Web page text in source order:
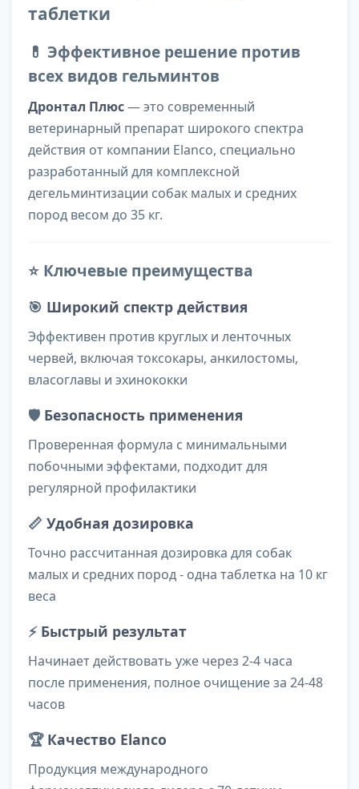
таблетки
💊 Эффективное решение против
всех видов гельминтов
Дронтал Плюс— это современный
ветеринарный препарат широкого спектра
действия от компании Elanco, специально
разработанный для комплексной
дегельминтизации собак малых и средних
пород весом до 35 кг.
⭐ Ключевые преимущества
🎯 Широкий спектр действия
Эффективен против круглых и ленточных
червей, включая токсокары, анкилостомы,
власоглавы и эхинококки
🛡️ Безопасность применения
Проверенная формула с минимальными
побочными эффектами, подходит для
регулярной профилактики
📏 Удобная дозировка
Точно рассчитанная дозировка для собак
малых и средних пород - одна таблетка на 10 кг
веса
⚡ Быстрый результат
Начинает действовать уже через 2-4 часа
после применения, полное очищение за 24-48
часов
🏆 Качество Elanco
Продукция международного